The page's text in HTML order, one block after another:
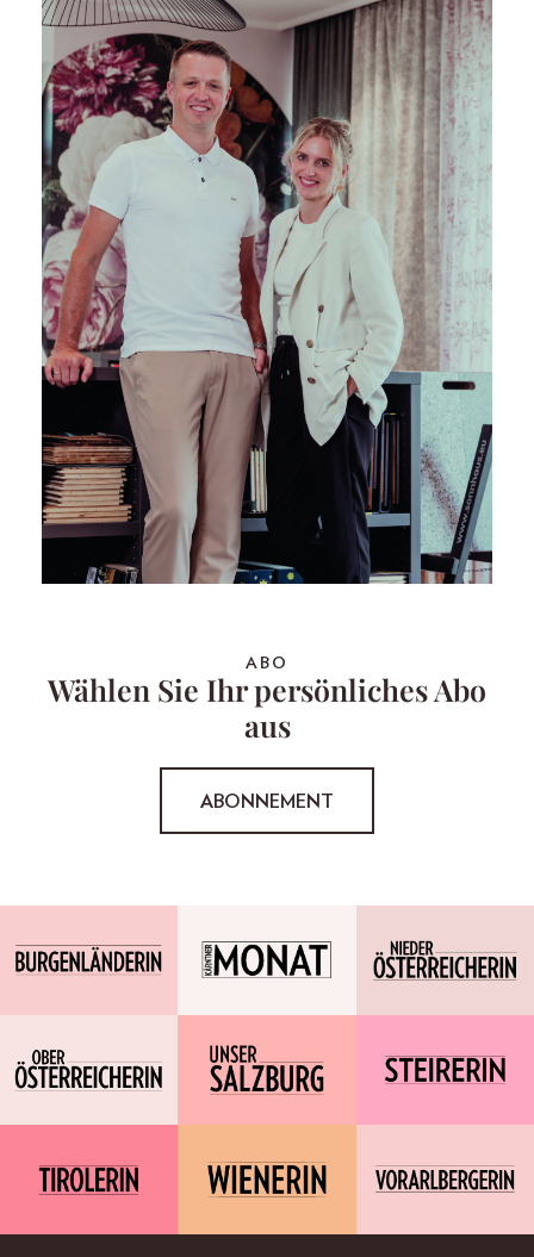
ABO
Wählen Sie Ihr persönliches Abo
aus
ABONNEMENT